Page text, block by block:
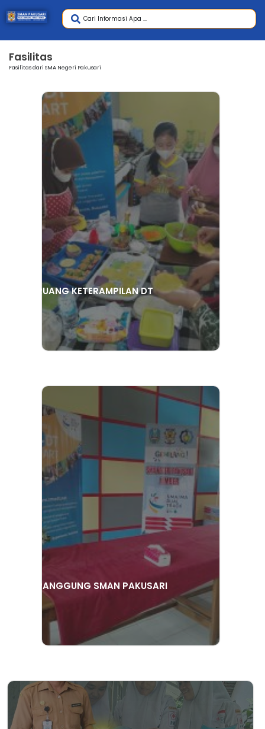
Fasilitas
Fasilitas dari SMA Negeri Pakusari
RUANG KETERAMPILAN DT
PANGGUNG SMAN PAKUSARI